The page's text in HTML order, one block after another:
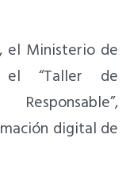
el Ministerio de
el “Taller de
digital de